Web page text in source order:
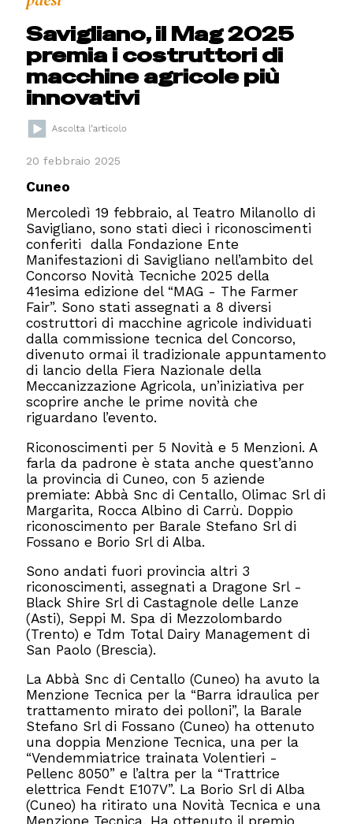
Savigliano, il Mag 2025
premia i costruttori di
macchine agricole più
innovativi
20 febbraio 2025
Cuneo
Mercoledì 19 febbraio, al Teatro Milanollo di
Savigliano, sono stati dieci i riconoscimenti
conferiti dalla Fondazione Ente
Manifestazioni di Savigliano nell’ambito del
Concorso Novità Tecniche 2025 della
41esima edizione del “MAG - The Farmer
Fair”. Sono stati assegnati a 8 diversi
costruttori di macchine agricole individuati
dalla commissione tecnica del Concorso,
divenuto ormai il tradizionale appuntamento
di lancio della Fiera Nazionale della
Meccanizzazione Agricola, un’iniziativa per
scoprire anche le prime novità che
riguardano l’evento.
Riconoscimenti per 5 Novità e 5 Menzioni. A
farla da padrone è stata anche quest’anno
la provincia di Cuneo, con 5 aziende
premiate: Abbà Snc di Centallo, Olimac Srl di
Margarita, Rocca Albino di Carrù. Doppio
riconoscimento per Barale Stefano Srl di
Fossano e Borio Srl di Alba.
Sono andati fuori provincia altri 3
riconoscimenti, assegnati a Dragone Srl -
Black Shire Srl di Castagnole delle Lanze
(Asti), Seppi M. Spa di Mezzolombardo
(Trento) e Tdm Total Dairy Management di
San Paolo (Brescia).
La Abbà Snc di Centallo (Cuneo) ha avuto la
Menzione Tecnica per la “Barra idraulica per
trattamento mirato dei polloni”, la Barale
Stefano Srl di Fossano (Cuneo) ha ottenuto
una doppia Menzione Tecnica, una per la
“Vendemmiatrice trainata Volentieri -
Pellenc 8050” e l’altra per la “Trattrice
elettrica Fendt E107V”. La Borio Srl di Alba
(Cuneo) ha ritirato una Novità Tecnica e una